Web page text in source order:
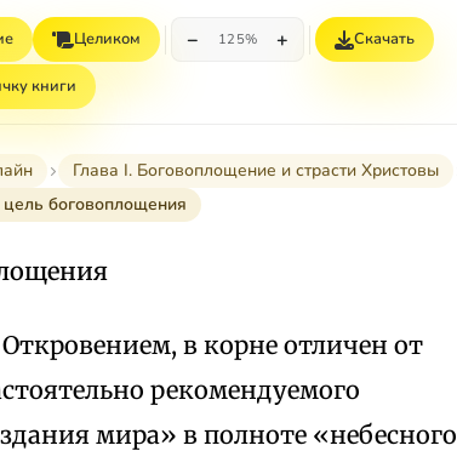
Целиком − 125% + Скачать
книги
Глава I. Боговоплощение и страсти Христовы
боговоплощения
в корне отличен от
рекомендуемого
мира» в полноте «небесного